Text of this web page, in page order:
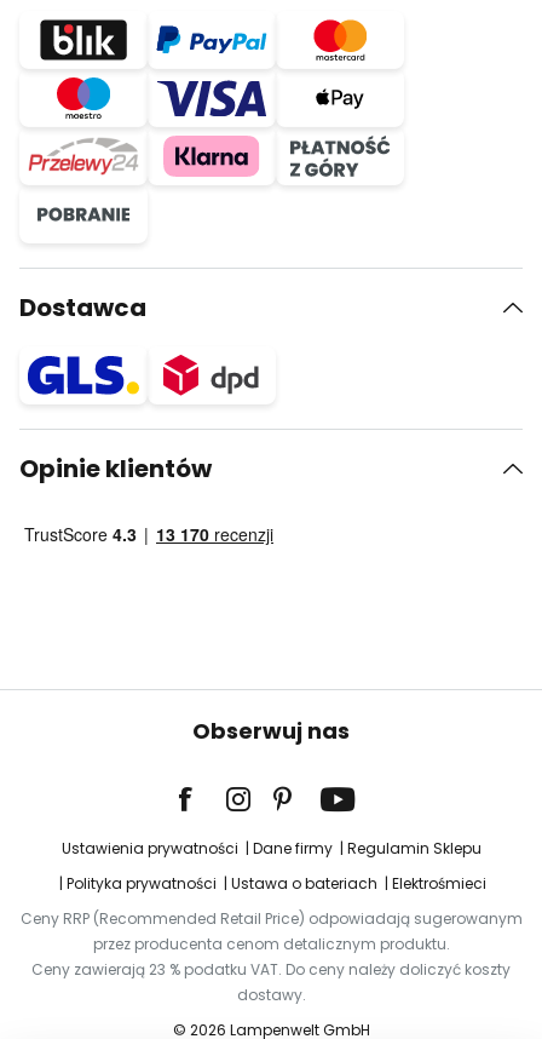
Dostawca
Opinie klientów
Obserwuj nas
Ustawienia prywatności Dane firmy
Regulamin Sklepu
Polityka prywatności
Ustawa o bateriach
Elektrośmieci
Ceny RRP (Recommended Retail Price) odpowiadają sugerowanym
przez producenta cenom detalicznym produktu.
Ceny zawierają 23 % podatku VAT. Do ceny należy doliczyć koszty
dostawy.
© 2026 Lampenwelt GmbH